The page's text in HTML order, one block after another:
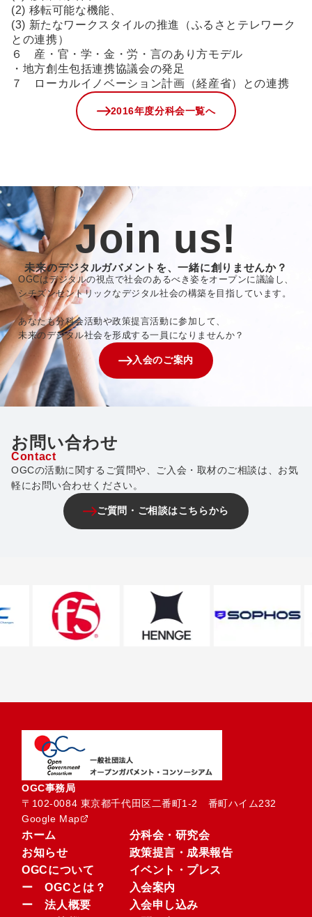
(2) 移転可能な機能、
(3) 新たなワークスタイルの推進（ふるさとテレワーク
との連携）
６ 産・官・学・金・労・言のあり方モデル
・地方創生包括連携協議会の発足
７ ローカルイノベーション計画（経産省）との連携
2016年度分科会一覧へ
Join us!
未来のデジタルガバメントを、一緒に創りませんか？
OGCはデジタルの視点で社会のあるべき姿をオープンに議論し、
シチズンセントリックなデジタル社会の構築を目指しています。
あなたも分科会活動や政策提言活動に参加して、
未来のデジタル社会を形成する一員になりませんか？
入会のご案内
お問い合わせ
Contact
OGCの活動に関するご質問や、ご入会・取材のご相談は、お気
軽にお問い合わせください。
ご質問・ご相談はこちらから
OGC事務局
〒102-0084 東京都千代田区二番町1-2　番町ハイム232
Google Map
ホーム
お知らせ
OGCについて
ー OGCとは？
ー 法人概要
分科会・研究会
政策提言・成果報告
イベント・プレス
入会案内
入会申し込み